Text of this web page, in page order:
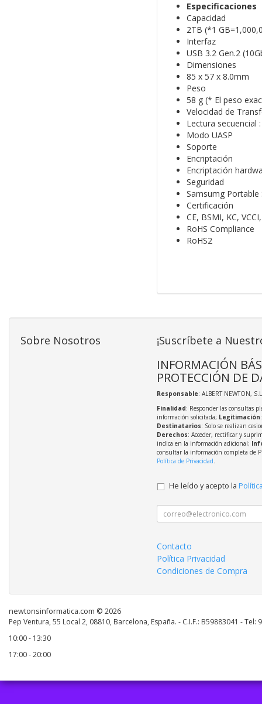
Especificaciones
Capacidad
2TB (*1
Interfaz
USB 3.2 Gen.2
Dimensiones
85 x 57 x 8.0mm
Peso
58 g (* El peso
Velocidad de
Lectura secuencial
Modo UASP
Soporte
Encriptación
Encriptación
Seguridad
Samsumg
Certificación
CE, BSMI, KC,
RoHS Compliance
RoHS2
Sobre Nosotros ¡Suscríbete a
INFORMACIÓN
PROTECCIÓN DE
Responsable: ALBERT NEWTON,
Finalidad: Responder las consultas
información solicitada; Legitimación
Destinatarios: Solo se realizan
Derechos: Acceder, rectificar y
indica en la información adicional;
consultar la información completa de
Política de Privacidad.
He leído y acepto la
Contacto
Política Privacidad
Condiciones de Compra
newtonsinformatica.com © 2026
Pep Ventura, 55 Local 2, 08810, Barcelona, España. - C.I.F.: B59883041 - Tel:
10:00 - 13:30
17:00 - 20:00